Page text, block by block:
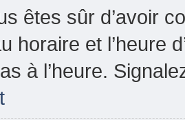
êtes sûr d’avoir
horaire et l’heure
à l’heure.